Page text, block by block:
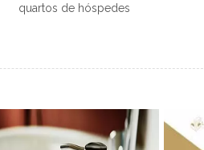
quartos de hóspedes